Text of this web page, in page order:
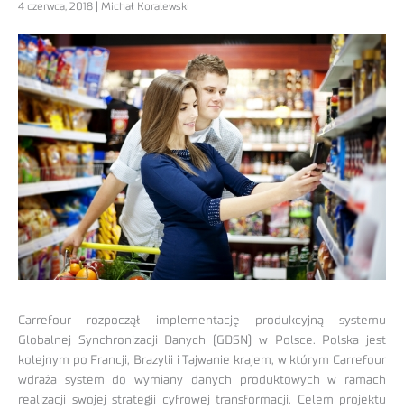
4 czerwca, 2018 | Michał Koralewski
Carrefour rozpoczął implementację produkcyjną systemu
Globalnej Synchronizacji Danych (GDSN) w Polsce. Polska jest
kolejnym po Francji, Brazylii i Tajwanie krajem, w którym Carrefour
wdraża system do wymiany danych produktowych w ramach
realizacji swojej strategii cyfrowej transformacji. Celem projektu